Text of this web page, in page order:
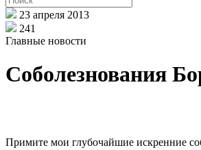
23 апреля 2013
241
Главные новости
Соболезнования
Примите мои глубочайшие искренние